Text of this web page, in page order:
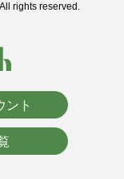
rights reserved.
ント